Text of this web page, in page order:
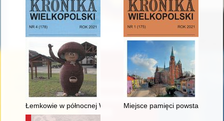
Łemkowie w północnej WielkopolsceMiejsce pamięci powstania